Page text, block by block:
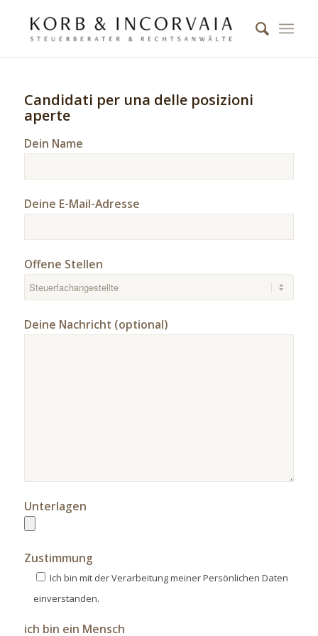
Candidati per una delle posizioni
aperte
Dein Name
Deine E-Mail-Adresse
Offene Stellen
Deine Nachricht (optional)
Unterlagen
Zustimmung
Ich bin mit der Verarbeitung meiner Persönlichen Daten
einverstanden.
ich bin ein Mensch